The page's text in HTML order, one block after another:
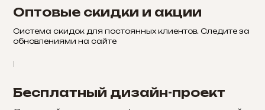
Оптовые скидки и акции
Система скидок для постоянных клиентов. Следите за
обновлениями на сайте
Бесплатный дизайн-проект